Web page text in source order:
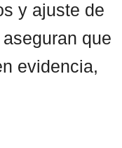
y ajuste de
que
evidencia,